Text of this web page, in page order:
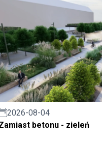
2026-08-04
betonu - zieleń